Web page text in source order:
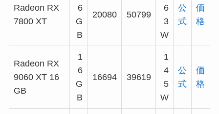
Radeon RX
7800 XT
6
G
B
20080 50799
6
3
W
公
式
価
格
Radeon RX
9060 XT 16
GB
1
6
G
B
16694 39619
1
4
5
W
公
式
価
格